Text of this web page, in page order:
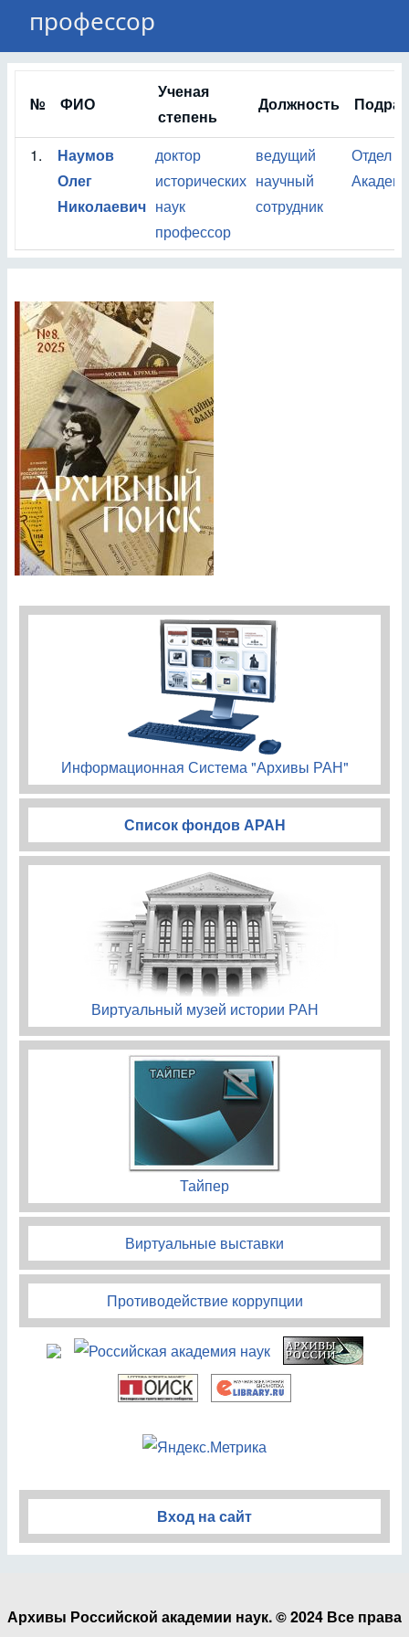
профессор
№ ФИО
Ученая
степень
Должность
1.
Наумов
Олег
Николаевич
доктор
исторических
наук
профессор
ведущий
научный
сотрудник
Отдел
Информационная Система "Архивы РАН"
Список фондов АРАН
Виртуальный музей истории РАН
Тайпер
Виртуальные выставки
Противодействие коррупции
Вход на сайт
Архивы Российской академии наук. © 2024 Все права